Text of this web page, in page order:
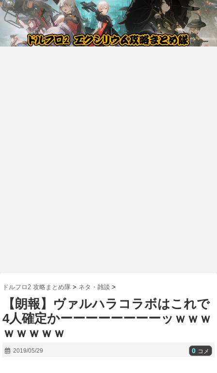
ドルフロ2 攻略まとめ隊 > ネタ・雑談 >
【朗報】ヴァルハラコラボはこれで
4人確定かーーーーーーーーッｗｗｗ
ｗｗｗｗｗ
2019/05/29 0 コメ